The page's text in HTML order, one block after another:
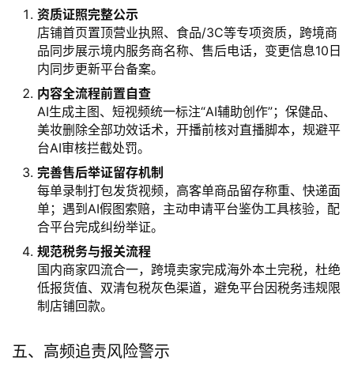
资质证照完整公示
店铺首页置顶营业执照、食品/3C等专项资质，跨境商
品同步展示境内服务商名称、售后电话，变更信息10日
内同步更新平台备案。
内容全流程前置自查
AI生成主图、短视频统一标注“AI辅助创作”；保健品、
美妆删除全部功效话术，开播前核对直播脚本，规避平
台AI审核拦截处罚。
完善售后举证留存机制
每单录制打包发货视频，高客单商品留存称重、快递面
单；遇到AI假图索赔，主动申请平台鉴伪工具核验，配
合平台完成纠纷举证。
规范税务与报关流程
国内商家四流合一，跨境卖家完成海外本土完税，杜绝
低报货值、双清包税灰色渠道，避免平台因税务违规限
制店铺回款。
五、高频追责风险警示